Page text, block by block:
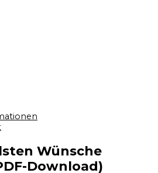
Wünsche
Download)